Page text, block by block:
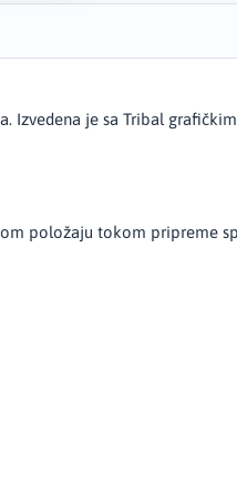
je sa Tribal
položaju tokom pripreme